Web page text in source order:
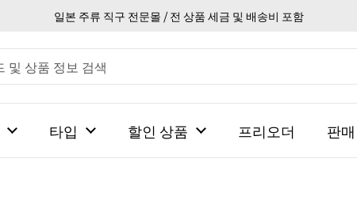
일본 주류 직구 전문몰 / 전 상품 세금 및 배송비 포함
타입 할인 상품 프리오더 판